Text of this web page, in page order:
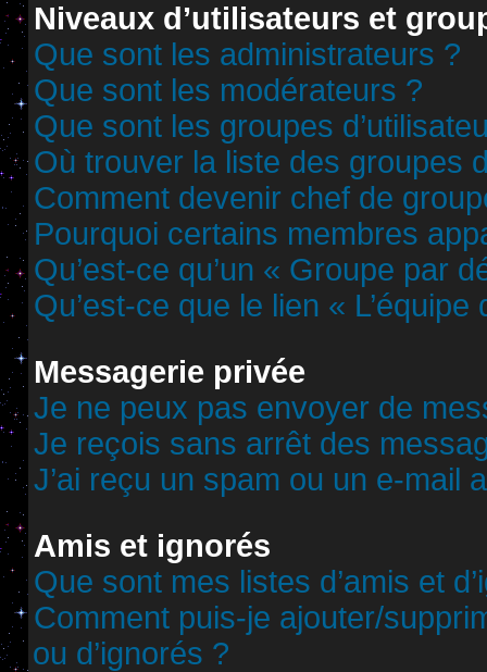
Niveaux d’utilisateurs et
Que sont les administrateurs ?
Que sont les modérateurs ?
Que sont les groupes
Où trouver la liste des groupes
Comment devenir chef de
Pourquoi certains membres
Qu’est-ce qu’un « Groupe par
Qu’est-ce que le lien «
Messagerie privée
Je ne peux pas envoyer de
Je reçois sans arrêt des
J’ai reçu un spam ou un e-mail
Amis et ignorés
Que sont mes listes d’amis et
Comment puis-je ajouter/
ou d’ignorés ?